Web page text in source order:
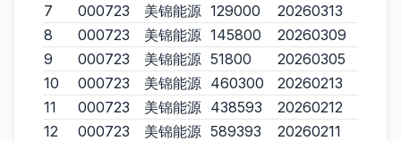
7
000723 美锦能源 129000
20260313
8
000723 美锦能源 145800
20260309
9
000723 美锦能源 51800
20260305
10
000723 美锦能源 460300
20260213
11
000723 美锦能源 438593
20260212
12
000723 美锦能源 589393
20260211